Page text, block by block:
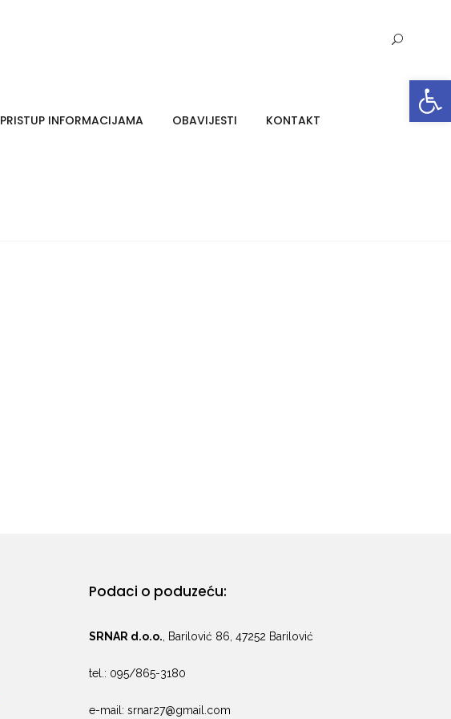
Open toolbar
PRISTUP INFORMACIJAMA OBAVIJESTI KONTAKT
Podaci o poduzeću:
SRNAR d.o.o. , Barilović 86, 47252 Barilović
tel.: 095/865-3180
e-mail: srnar27@gmail.com